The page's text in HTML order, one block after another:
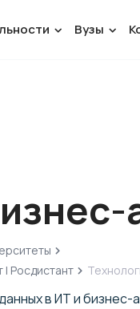
Вузы
| Росдистант
в ИТ и бизнес-